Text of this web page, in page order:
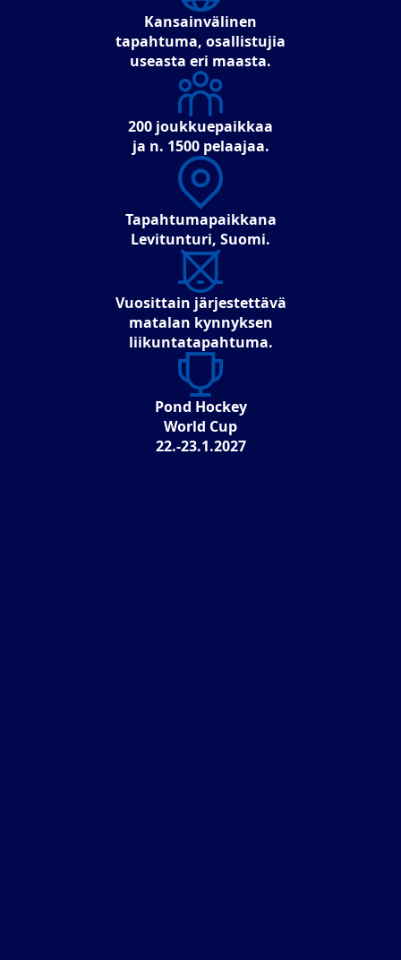
Kansainvälinen
tapahtuma, osallistujia
useasta eri maasta.
200 joukkuepaikkaa
ja n. 1500 pelaajaa.
Tapahtumapaikkana
Levitunturi, Suomi.
Vuosittain järjestettävä
matalan kynnyksen
liikuntatapahtuma.
Pond Hockey
World Cup
22.-23.1.2027